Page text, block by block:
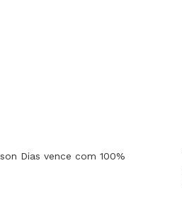
Dias vence com 100%